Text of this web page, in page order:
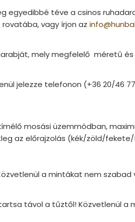
egyedibbé téve a csinos
vagy írjon az
mely megfelelő méretű
jelezze telefonon (+36 20/46
mosási üzemmódban,
az előrajzolás (kék/zöld/
a mintákat nem szabad
távol a tűztől! Közvetlenül